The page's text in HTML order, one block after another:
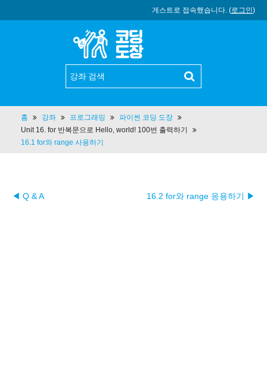
게스트로 접속했습니다. (로그인)
홈 강좌 프로그래밍
파이썬 코딩 도장
Unit 16. for 반복문으로 Hello, world! 100번 출력하기
16.1 for와 range 사용하기
◀ Q & A 16.2 for와 range 응용하기 ▶︎